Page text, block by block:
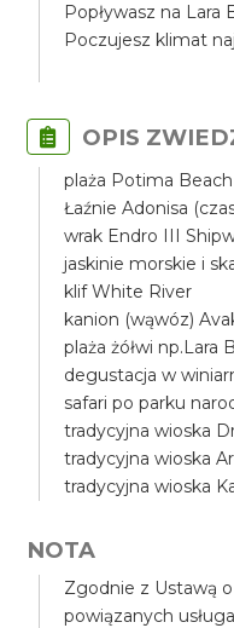
Popływasz na Lara
Poczujesz klimat
OPIS
plaża Potima
Łaźnie Adonisa
wrak Endro III
jaskinie morskie i
klif White River
kanion (wąwóz)
plaża żółwi np.Lara
degustacja w
safari po parku
tradycyjna wioska
tradycyjna wioska
tradycyjna wioska
NOTA
Zgodnie z Ustawą
powiązanych